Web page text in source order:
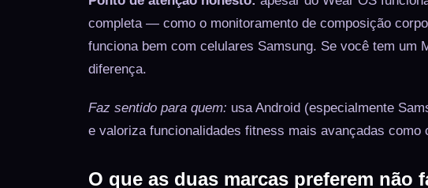
completa — como o monitoramento de composição
funciona bem com celulares Samsung. Se você tem um
diferença.
Faz sentido para quem: usa Android (especialmente
e valoriza funcionalidades fitness mais avançadas como
O que as duas marcas preferem não